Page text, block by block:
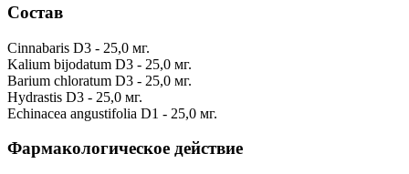
Состав
Cinnabaris D3 - 25,0 мг.
Kalium bijodatum D3 - 25,0 мг.
Barium chloratum D3 - 25,0 мг.
Hydrastis D3 - 25,0 мг.
Echinacea angustifolia D1 - 25,0 мг.
Фармакологическое действие